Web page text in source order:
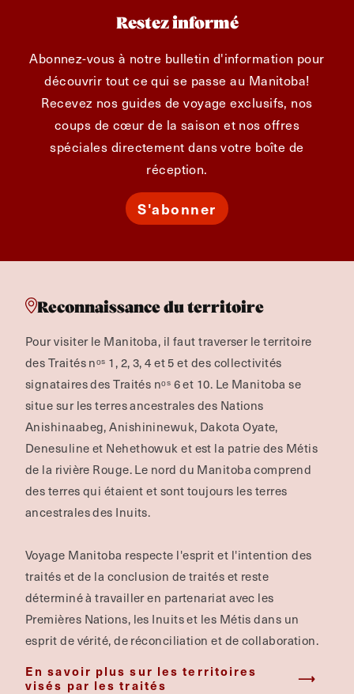
Restez informé
Abonnez-vous à notre bulletin d'information pour
découvrir tout ce qui se passe au Manitoba!
Recevez nos guides de voyage exclusifs, nos
coups de cœur de la saison et nos offres
spéciales directement dans votre boîte de
réception.
S'abonner
Reconnaissance du territoire
Pour visiter le Manitoba, il faut traverser le territoire
des Traités nᵒˢ 1, 2, 3, 4 et 5 et des collectivités
signataires des Traités nᵒˢ 6 et 10. Le Manitoba se
situe sur les terres ancestrales des Nations
Anishinaabeg, Anishininewuk, Dakota Oyate,
Denesuline et Nehethowuk et est la patrie des Métis
de la rivière Rouge.Le nord du Manitoba comprend
des terres qui étaient et sont toujours les terres
ancestrales des Inuits.
Voyage Manitoba respecte l'esprit et l'intention des
traités et de la conclusion de traités et reste
déterminé à travailler en partenariat avec les
Premières Nations, les Inuits et les Métis dans un
esprit de vérité, de réconciliation et de collaboration.
En savoir plus sur les territoires
visés par les traités